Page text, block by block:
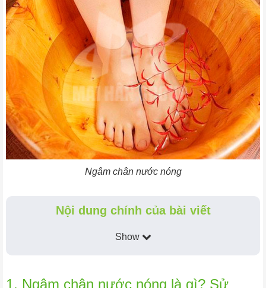
Ngâm chân nước nóng
Nội dung chính của bài viết
Show
1. Ngâm chân nước nóng là gì? Sử